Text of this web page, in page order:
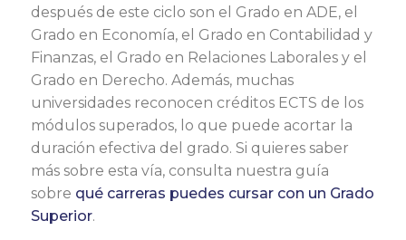
después de este ciclo son el Grado en ADE, el
Grado en Economía, el Grado en Contabilidad y
Finanzas, el Grado en Relaciones Laborales y el
Grado en Derecho. Además, muchas
universidades reconocen créditos ECTS de los
módulos superados, lo que puede acortar la
duración efectiva del grado. Si quieres saber
más sobre esta vía, consulta nuestra guía
sobre qué carreras puedes cursar con un Grado
Superior.